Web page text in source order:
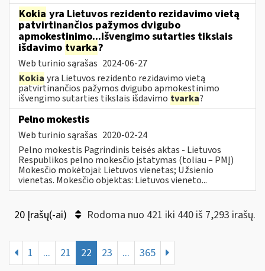
Kokia yra Lietuvos rezidento rezidavimo vietą
patvirtinančios pažymos dvigubo
apmokestinimo...išvengimo sutarties tikslais
išdavimo tvarka?
Web turinio sąrašas 2024-06-27
Kokia yra Lietuvos rezidento rezidavimo vietą
patvirtinančios pažymos dvigubo apmokestinimo
išvengimo sutarties tikslais išdavimo tvarka?
Pelno mokestis
Web turinio sąrašas 2020-02-24
Pelno mokestis Pagrindinis teisės aktas - Lietuvos
Respublikos pelno mokesčio įstatymas (toliau – PMĮ)
Mokesčio mokėtojai: Lietuvos vienetas; Užsienio
vienetas. Mokesčio objektas: Lietuvos vieneto...
20 Įrašų(-ai) Rodoma nuo 421 iki 440 iš 7,293 irašų.
1 ... 21 22 23 ... 365